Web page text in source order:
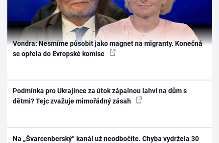
Vondra: Nesmíme působit jako magnet na migranty. Konečná
se opřela do Evropské komise
Podmínka pro Ukrajince za útok zápalnou lahví na dům s
dětmi? Tejc zvažuje mimořádný zásah
Na „Švarcenberský“ kanál už neodbočíte. Chyba vydržela 30